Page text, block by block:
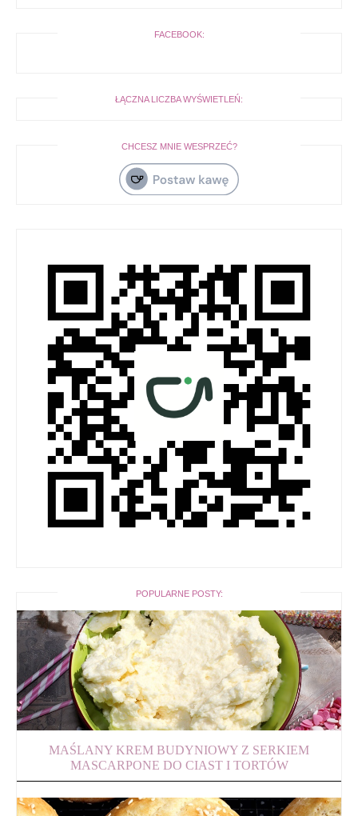
FACEBOOK:
ŁĄCZNA LICZBA WYŚWIETLEŃ:
CHCESZ MNIE WESPRZEĆ?
POPULARNE POSTY:
MAŚLANY KREM BUDYNIOWY Z SERKIEM
MASCARPONE DO CIAST I TORTÓW